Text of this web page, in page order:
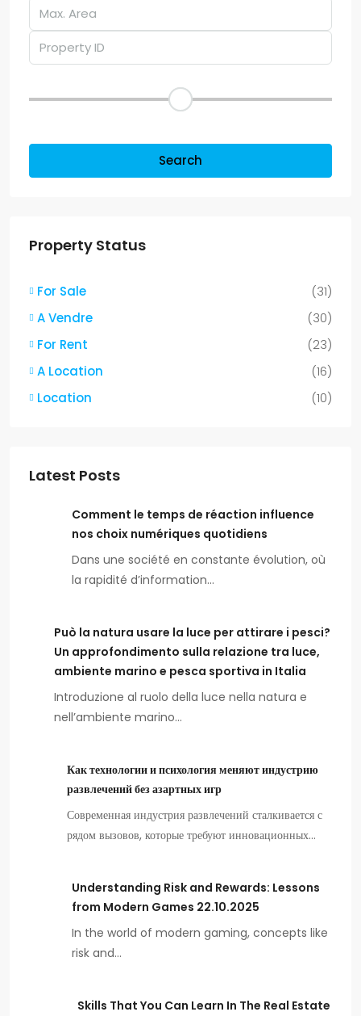
Search
Property Status
For Sale
(31)
A Vendre
(30)
For Rent
(23)
A Location
(16)
Location
(10)
Latest Posts
Comment le temps de réaction influence
nos choix numériques quotidiens
Dans une société en constante évolution, où
la rapidité d’information…
Può la natura usare la luce per attirare i pesci?
Un approfondimento sulla relazione tra luce,
ambiente marino e pesca sportiva in Italia
Introduzione al ruolo della luce nella natura e
nell’ambiente marino…
Как технологии и психология меняют индустрию
развлечений без азартных игр
Современная индустрия развлечений сталкивается с
рядом вызовов, которые требуют инновационных…
Understanding Risk and Rewards: Lessons
from Modern Games 22.10.2025
In the world of modern gaming, concepts like
risk and…
Skills That You Can Learn In The Real Estate